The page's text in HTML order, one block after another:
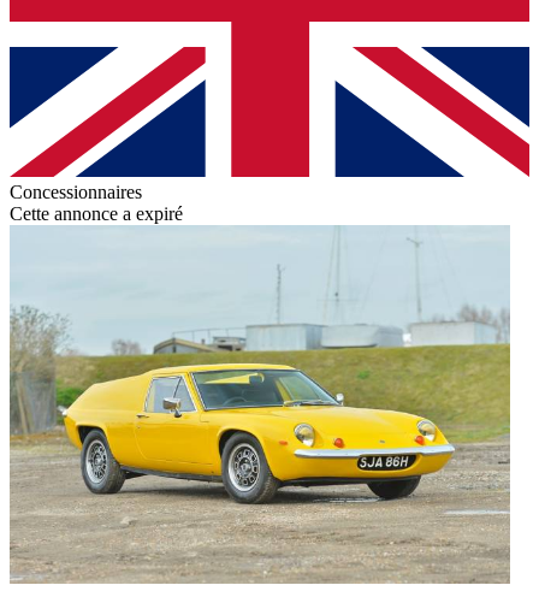
Concessionnaires
Cette annonce a expiré